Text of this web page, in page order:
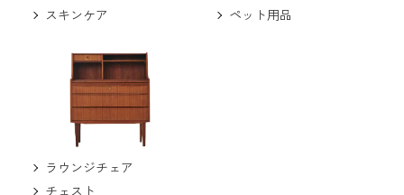
スキンケア
ペット用品
ラウンジチェア
チェスト